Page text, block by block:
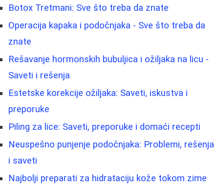
Botox Tretmani: Sve što treba da znate
Operacija kapaka i podočnjaka - Sve što treba da
znate
Rešavanje hormonskih bubuljica i ožiljaka na licu -
Saveti i rešenja
Estetske korekcije ožiljaka: Saveti, iskustva i
preporuke
Piling za lice: Saveti, preporuke i domaći recepti
Neuspešno punjenje podočnjaka: Problemi, rešenja
i saveti
Najbolji preparati za hidrataciju kože tokom zime